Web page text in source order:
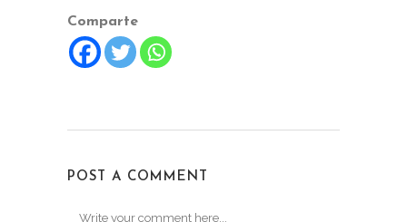
Comparte
POST A COMMENT